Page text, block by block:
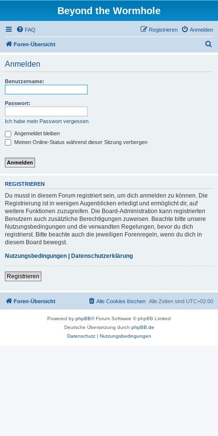
Beyond the Wormhole
FAQ Anmelden
Registrieren
Foren-Übersicht
Anmelden
Benutzername:
Passwort:
Ich habe mein Passwort vergessen
Angemeldet bleiben
Meinen Online-Status während dieser Sitzung verbergen
REGISTRIEREN
Du musst in diesem Forum registriert sein, um dich anmelden zu können. Die
Registrierung ist in wenigen Augenblicken erledigt und ermöglicht dir, auf
weitere Funktionen zuzugreifen. Die Board-Administration kann registrierten
Benutzern auch zusätzliche Berechtigungen zuweisen. Beachte bitte unsere
Nutzungsbedingungen und die verwandten Regelungen, bevor du dich
registrierst. Bitte beachte auch die jeweiligen Forenregeln, wenn du dich in
diesem Board bewegst.
Nutzungsbedingungen | Datenschutzerklärung
Registrieren
Foren-Übersicht Alle Zeiten sind UTC+02:00
Alle Cookies löschen
Powered by phpBB® Forum Software © phpBB Limited
Deutsche Übersetzung durch phpBB.de
Datenschutz| Nutzungsbedingungen